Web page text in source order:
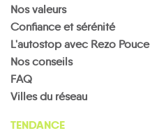
Nos valeurs
Confiance et sérénité
L'autostop avec Rezo Pouce
Nos conseils
FAQ
Villes du réseau
TENDANCE